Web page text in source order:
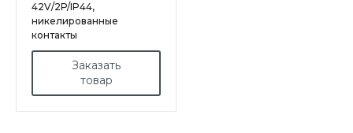
42V/2P/IP44,
никелированные
контакты
Заказать
товар